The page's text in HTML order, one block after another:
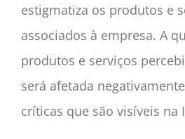
estigmatiza os produtos e
associados à empresa. A
produtos e serviços
será afetada
críticas que são visíveis na